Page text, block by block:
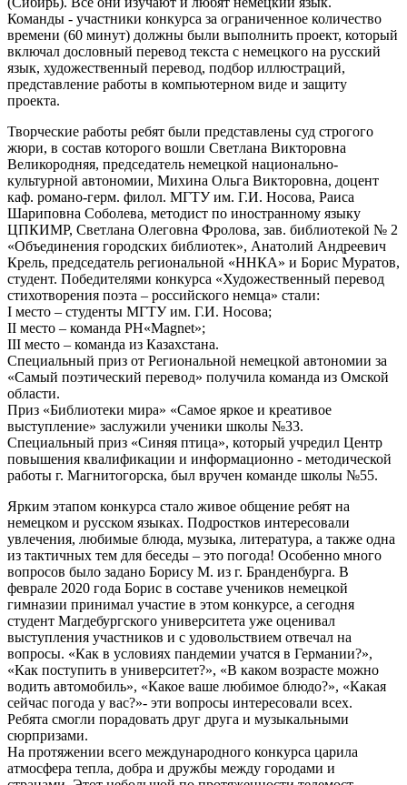
Команды - участники конкурса за ограниченное количество
времени (60 минут) должны были выполнить проект, который
включал дословный перевод текста с немецкого на русский
язык, художественный перевод, подбор иллюстраций,
представление работы в компьютерном виде и защиту
проекта.
Творческие работы ребят были представлены суд строгого
жюри, в состав которого вошли Светлана Викторовна
Великородняя, председатель немецкой национально-
культурной автономии, Михина Ольга Викторовна, доцент
каф. романо-герм. филол. МГТУ им. Г.И. Носова, Раиса
Шариповна Соболева, методист по иностранному языку
ЦПКИМР, Светлана Олеговна Фролова, зав. библиотекой № 2
«Объединения городских библиотек», Анатолий Андреевич
Крель, председатель региональной «ННКА» и Борис Муратов,
студент. Победителями конкурса «Художественный перевод
стихотворения поэта – российского немца» стали:
I место – студенты МГТУ им. Г.И. Носова;
II место – команда РН«Magnet»;
III место – команда из Казахстана.
Специальный приз от Региональной немецкой автономии за
«Самый поэтический перевод» получила команда из Омской
области.
Приз «Библиотеки мира» «Самое яркое и креативое
выступление» заслужили ученики школы №33.
Специальный приз «Синяя птица», который учредил Центр
повышения квалификации и информационно - методической
работы г. Магнитогорска, был вручен команде школы №55.
Ярким этапом конкурса стало живое общение ребят на
немецком и русском языках. Подростков интересовали
увлечения, любимые блюда, музыка, литература, а также одна
из тактичных тем для беседы – это погода! Особенно много
вопросов было задано Борису М. из г. Бранденбурга. В
феврале 2020 года Борис в составе учеников немецкой
гимназии принимал участие в этом конкурсе, а сегодня
студент Магдебургского университета уже оценивал
выступления участников и с удовольствием отвечал на
вопросы. «Как в условиях пандемии учатся в Германии?»,
«Как поступить в университет?», «В каком возрасте можно
водить автомобиль», «Какое ваше любимое блюдо?», «Какая
сейчас погода у вас?»- эти вопросы интересовали всех.
Ребята смогли порадовать друг друга и музыкальными
сюрпризами.
На протяжении всего международного конкурса царила
атмосфера тепла, добра и дружбы между городами и